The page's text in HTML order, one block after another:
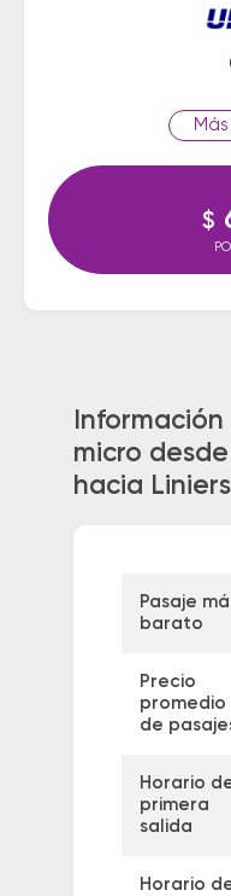
$
micro
hacia Liniers
Pasaje
barato
Precio
promedio
de
Horario
primera
salida
Horario